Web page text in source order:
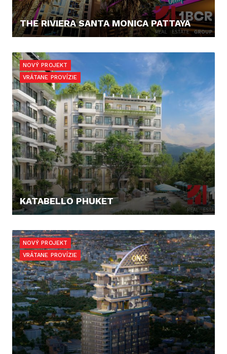
THE RIVIERA SANTA MONICA PATTAYA
NOVÝ PROJEKT
VRÁTANE PROVÍZIE
KATABELLO PHUKET
NOVÝ PROJEKT
VRÁTANE PROVÍZIE